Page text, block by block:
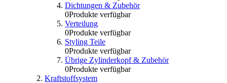
Dichtungen & Zubehör
0Produkte verfügbar
Verteilung
0Produkte verfügbar
Styling Teile
0Produkte verfügbar
Übrige Zylinderkopf & Zubehör
0Produkte verfügbar
Kraftstoffsystem